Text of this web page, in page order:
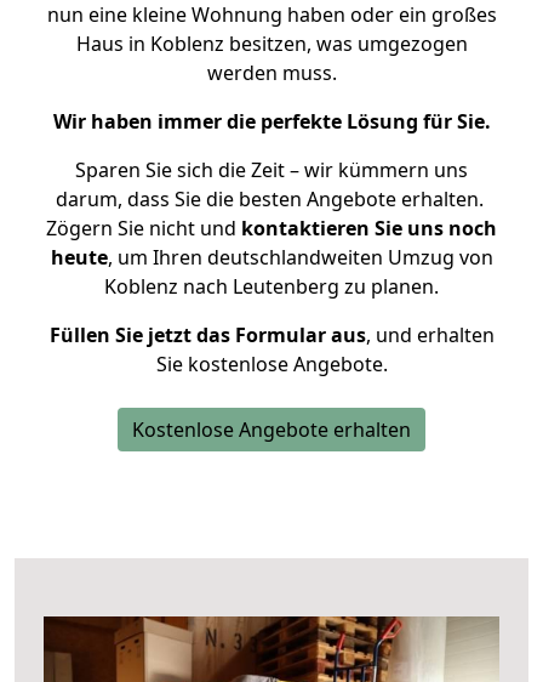
nun eine kleine Wohnung haben oder ein großes
Haus in Koblenz besitzen, was umgezogen
werden muss.
Wir haben immer die perfekte Lösung für Sie.
Sparen Sie sich die Zeit – wir kümmern uns
darum, dass Sie die besten Angebote erhalten.
Zögern Sie nicht und kontaktieren Sie uns noch
heute, um Ihren deutschlandweiten Umzug von
Koblenz nach Leutenberg zu planen.
Füllen Sie jetzt das Formular aus, und erhalten
Sie kostenlose Angebote.
Kostenlose Angebote erhalten